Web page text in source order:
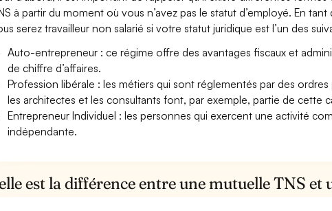
à partir du moment où vous n’avez pas le statut d’employé. En
serez travailleur non salarié si votre statut juridique est l’un des
Auto-entrepreneur : ce régime offre des avantages fiscaux et
de chiffre d’affaires.
Profession libérale : les métiers qui sont réglementés par des
les architectes et les consultants font, par exemple, partie de cette
Entrepreneur Individuel : les personnes qui exercent une activité
indépendante.
est la différence entre une mutuelle TNS et